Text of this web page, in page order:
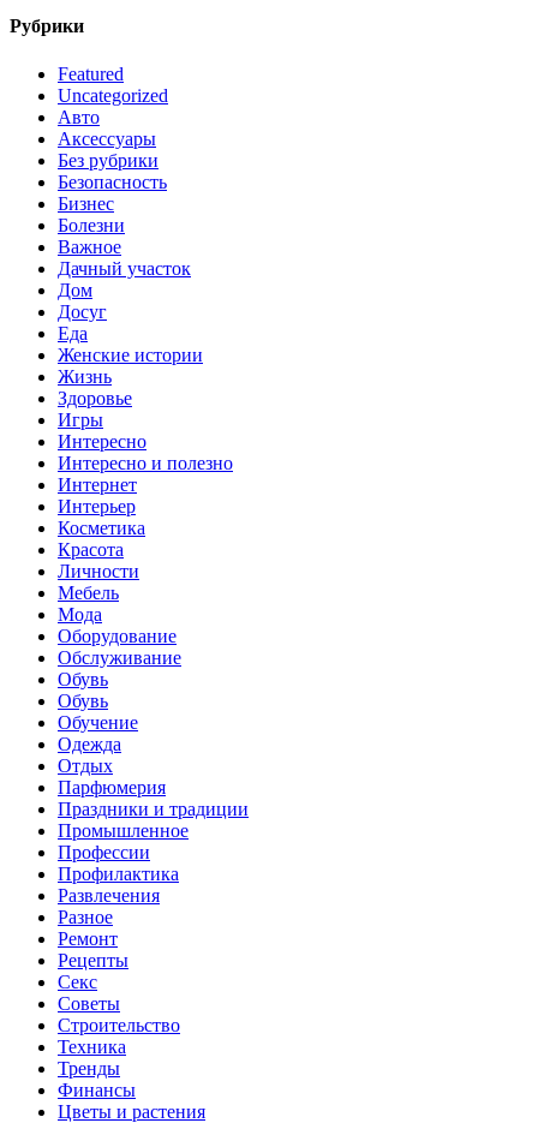
Рубрики
Featured
Uncategorized
Авто
Аксессуары
Без рубрики
Безопасность
Бизнес
Болезни
Важное
Дачный участок
Дом
Досуг
Еда
Женские истории
Жизнь
Здоровье
Игры
Интересно
Интересно и полезно
Интернет
Интерьер
Косметика
Красота
Личности
Мебель
Мода
Оборудование
Обслуживание
Обувь
Обувь
Обучение
Одежда
Отдых
Парфюмерия
Праздники и традиции
Промышленное
Профессии
Профилактика
Развлечения
Разное
Ремонт
Рецепты
Секс
Советы
Строительство
Техника
Тренды
Финансы
Цветы и растения